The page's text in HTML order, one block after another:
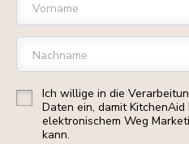
Vorname
Nachname
Ich willige in die
Daten ein, damit KitchenAid
elektronischem Weg
kann.